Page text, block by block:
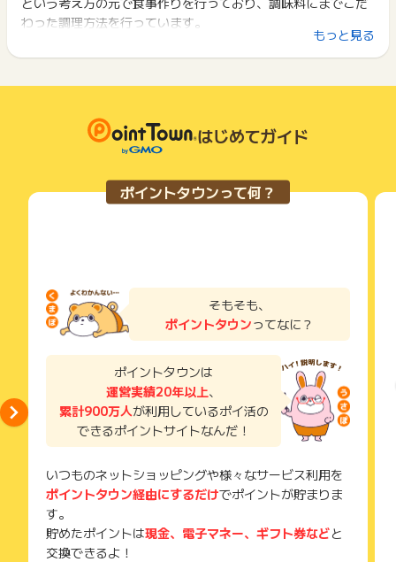
下記の事項に該当する場合、広告主側で対象外とみなし、「獲
い物を複数回ご利用された場合
て一度でも同サービス・お買い物を利用されたことがある場合
ご利用前には、Cookieの削除をおこなっていただくことを推奨
サービス・お買い物利用時にお電話など2つ以上の申し込み方
法がある場合、必ずサイト上のWEBフォームからお申し込みく
了などのメールは、ポイント獲得するまで必ず保管してくださ
獲得待ち・獲得失敗の状態でお問い合わせされる際に、該当の
メールを送っていただく場合がございます。
そのため、紛失・破棄された場合は対応いたしかねますので、
ご注意ください。
(※) SafariやChromeなどwebサイトを表示するアプリのこと
まれません。
広告主が運営しているサービスの都合もしくは会員様の都合で
商品の交換や一部でもキャンセルされた場合、ポイントが無効
になる可能性もございます。
条件を達成しているかどうかは各広告主ではなく、代理店が行
っているため、広告主はポイントに関する詳細を把握しており
そのため、ポイントタウンのポイントに関するお問い合わせを
広告主様に直接行わないようお願いいたします。
わった調理方法を行っています。
・安心、安全の【国産肉】【国産魚】【国産野菜】を使用
▼ポイント！
料理の基本となる「さしすせそ」の調味料を始め
社内スタッフが全国を飛び回り、調味料から厳選しています！
▽調味料のこだわりかはこちから
調味料使用」の記載のあるメニューが該当のメニューとなりま
記載の無いメニューは、現在製造が終了し在庫のみの販売と
なります。
現在、全てのメニュー国産、こだわり調味料を使用したメニ
ューへと切り替えを実施しています。
もっと見る
はじめてガイド
ポイントタウンって何？
そもそも、
ポイントタウンってなに？
ポイントタウンは
運営実績20年以上、
累計900万人が利用しているポイ活の
できるポイントサイトなんだ！
いつものネットショッピングや様々なサービス利用を
ポイントタウン経由にするだけでポイントが貯まりま
す。
貯めたポイントは現金、電子マネー、ギフト券などと
交換できるよ！